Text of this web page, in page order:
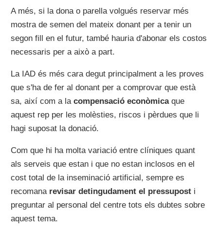
A més, si la dona o parella volgués reservar més
mostra de semen del mateix donant per a tenir un
segon fill en el futur, també hauria d'abonar els costos
necessaris per a això a part.
La IAD és més cara degut principalment a les proves
que s'ha de fer al donant per a comprovar que està
sa, així com a lacompensació econòmicaque
aquest rep per les molèsties, riscos i pèrdues que li
hagi suposat la donació.
Com que hi ha molta variació entre clíniques quant
als serveis que estan i que no estan inclosos en el
cost total de la inseminació artificial, sempre es
recomana revisar detingudament el pressupost i
preguntar al personal del centre tots els dubtes sobre
aquest tema.